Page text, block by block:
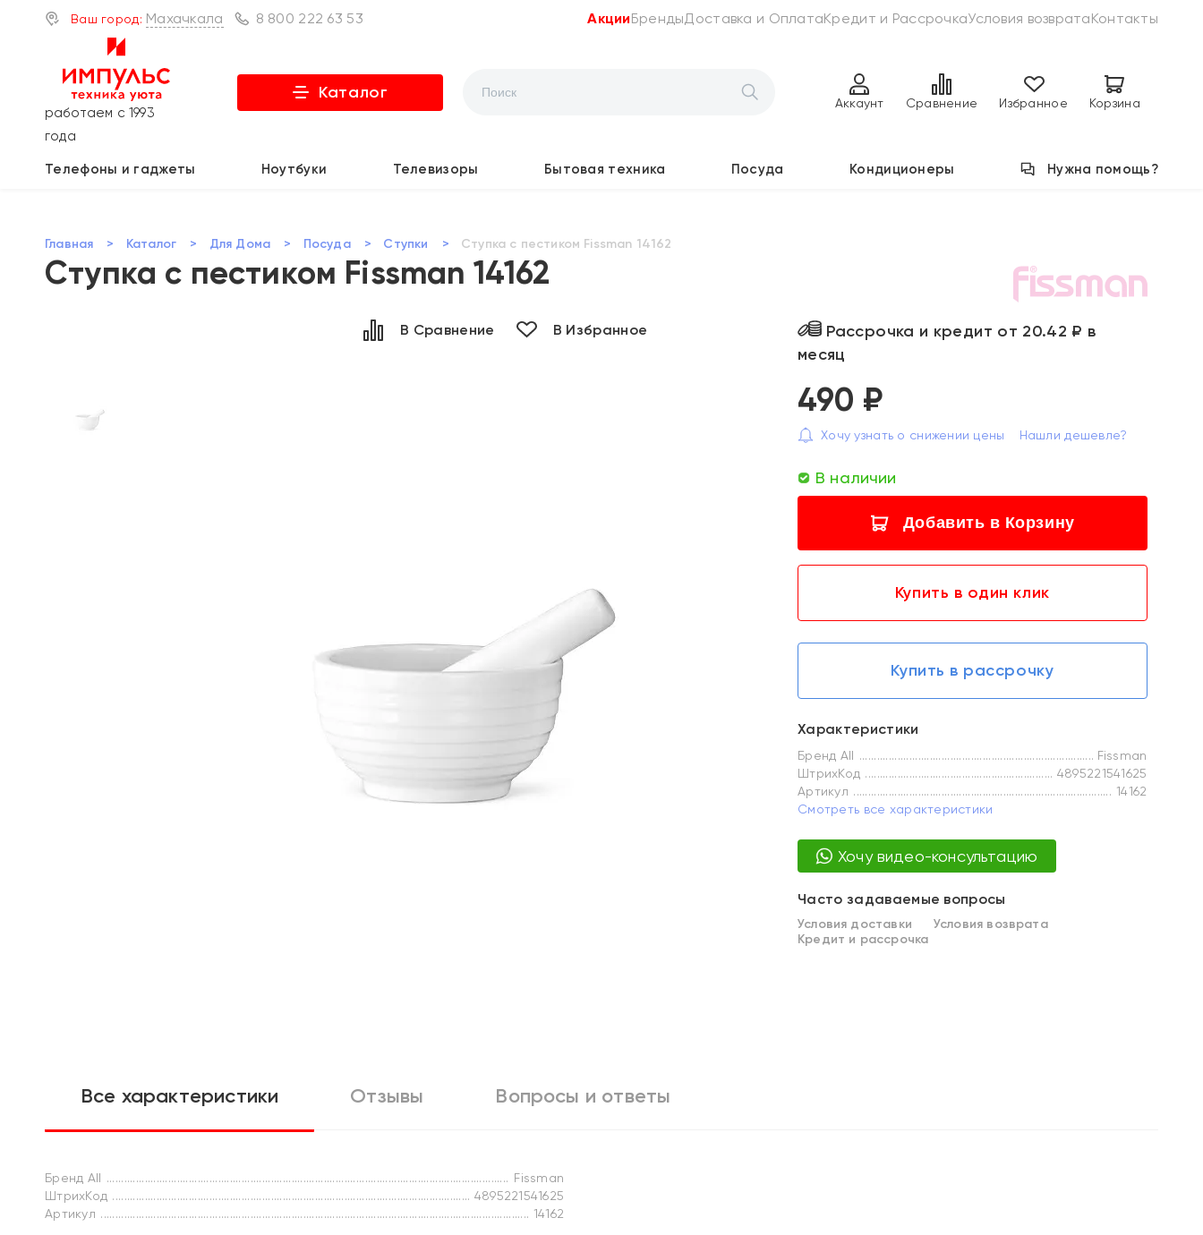
Ваш город: Махачкала 8 800 222 63 53 АкцииБрендыДоставка и ОплатаКредит и РассрочкаУсловия возвратаКонтакты
работаем с 1993
года
Каталог
Аккаунт Сравнение Избранное Корзина
Телефоны и гаджеты Ноутбуки Телевизоры Бытовая техника Посуда Кондиционеры Нужна помощь?
Главная > Каталог > Для Дома > Посуда > Ступки > Ступка с пестиком Fissman 14162
Ступка с пестиком Fissman 14162
В Сравнение В Избранное
Рассрочка и кредит от 20.42 ₽ в
месяц
490 ₽
Хочу узнать о снижении цены Нашли дешевле?
В наличии
Добавить в Корзину
Купить в один клик
Купить в рассрочку
Характеристики
Бренд All
Fissman
ШтрихКод
4895221541625
Артикул
14162
Смотреть все характеристики
Хочу видео-консультацию
Часто задаваемые вопросы
Условия доставки
Условия возврата
Кредит и рассрочка
Все характеристики Отзывы Вопросы и ответы
Бренд All
Fissman
ШтрихКод
4895221541625
Артикул
14162